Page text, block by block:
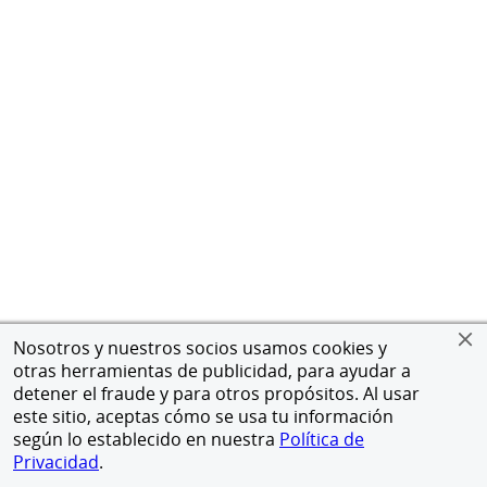
Nosotros y nuestros socios usamos cookies y
otras herramientas de publicidad, para ayudar a
detener el fraude y para otros propósitos. Al usar
este sitio, aceptas cómo se usa tu información
según lo establecido en nuestra Política de
Privacidad.